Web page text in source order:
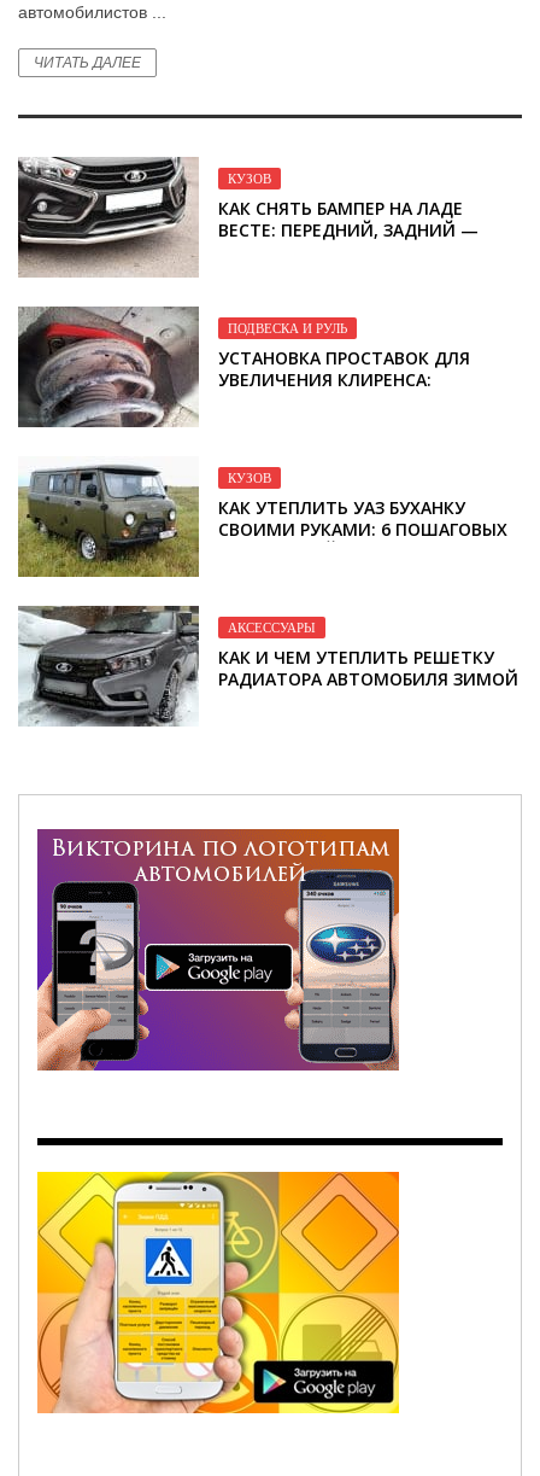
автомобилистов ...
ЧИТАТЬ ДАЛЕЕ
КУЗОВ
КАК СНЯТЬ БАМПЕР НА ЛАДЕ
ВЕСТЕ: ПЕРЕДНИЙ, ЗАДНИЙ —
ПОДВЕСКА И РУЛЬ
УСТАНОВКА ПРОСТАВОК ДЛЯ
УВЕЛИЧЕНИЯ КЛИРЕНСА:
КУЗОВ
КАК УТЕПЛИТЬ УАЗ БУХАНКУ
СВОИМИ РУКАМИ: 6 ПОШАГОВЫХ
АКСЕССУАРЫ
КАК И ЧЕМ УТЕПЛИТЬ РЕШЕТКУ
РАДИАТОРА АВТОМОБИЛЯ ЗИМОЙ